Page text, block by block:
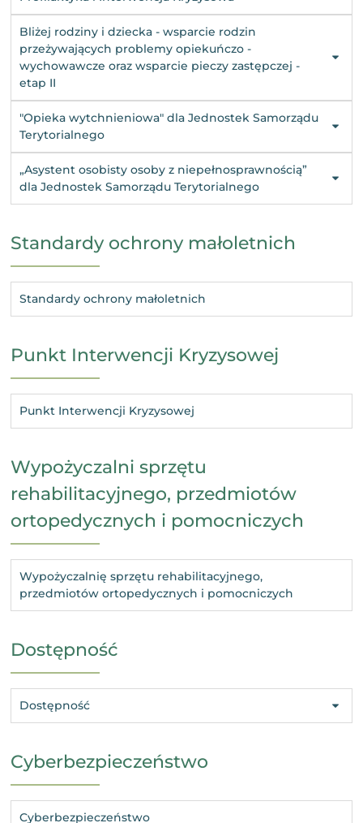
Bliżej rodziny i dziecka - wsparcie rodzin
przeżywających problemy opiekuńczo -
wychowawcze oraz wsparcie pieczy zastępczej -
etap II
"Opieka wytchnieniowa" dla Jednostek Samorządu
Terytorialnego
„Asystent osobisty osoby z niepełnosprawnością”
dla Jednostek Samorządu Terytorialnego
Standardy ochrony małoletnich
Standardy ochrony małoletnich
Punkt Interwencji Kryzysowej
Punkt Interwencji Kryzysowej
Wypożyczalni sprzętu
rehabilitacyjnego, przedmiotów
ortopedycznych i pomocniczych
Wypożyczalnię sprzętu rehabilitacyjnego,
przedmiotów ortopedycznych i pomocniczych
Dostępność
Dostępność
Cyberbezpieczeństwo
Cyberbezpieczeństwo